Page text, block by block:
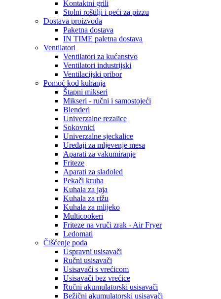
Kontaktni grili
Stolni roštilji i peći za pizzu
Dostava proizvoda
Paketna dostava
IN TIME paletna dostava
Ventilatori
Ventilatori za kućanstvo
Ventilatori industrijski
Ventilacijski pribor
Pomoć kod kuhanja
Štapni mikseri
Mikseri - ručni i samostojeći
Blenderi
Univerzalne rezalice
Sokovnici
Univerzalne sjeckalice
Uređaji za mljevenje mesa
Aparati za vakumiranje
Friteze
Aparati za sladoled
Pekači kruha
Kuhala za jaja
Kuhala za rižu
Kuhala za mlijeko
Multicookeri
Friteze na vruči zrak - Air Fryer
Ledomati
Čišćenje poda
Uspravni usisavači
Ručni usisavači
Usisavači s vrećicom
Usisavači bez vrećice
Ručni akumulatorski usisavači
Bežični akumulatorski usisavači